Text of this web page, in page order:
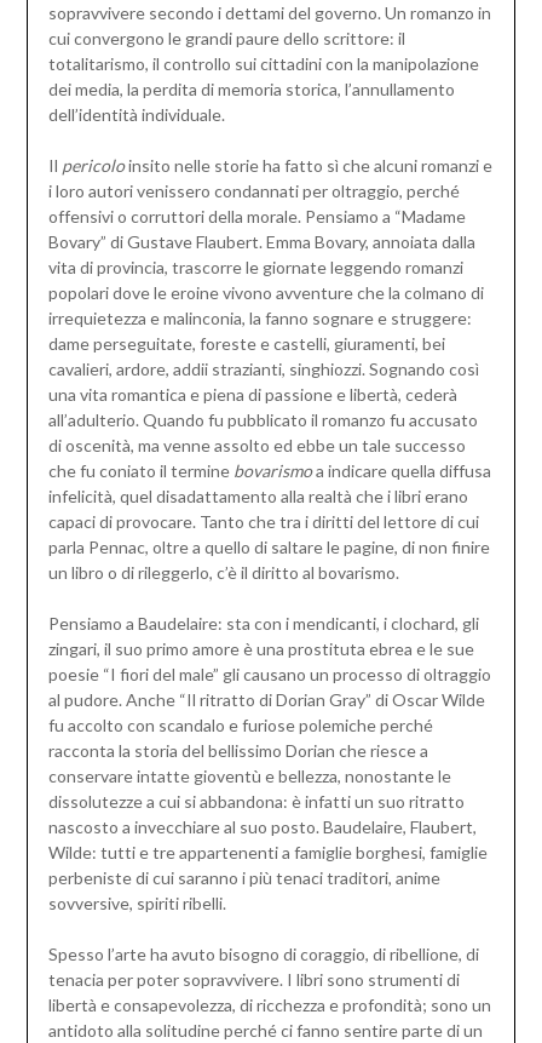
sopravvivere secondo i dettami del governo. Un romanzo in
cui convergono le grandi paure dello scrittore: il
totalitarismo, il controllo sui cittadini con la manipolazione
dei media, la perdita di memoria storica, l’annullamento
dell’identità individuale.
Il pericoloinsito nelle storie ha fatto sì che alcuni romanzi e
i loro autori venissero condannati per oltraggio, perché
offensivi o corruttori della morale. Pensiamo a “Madame
Bovary” di Gustave Flaubert. Emma Bovary, annoiata dalla
vita di provincia, trascorre le giornate leggendo romanzi
popolari dove le eroine vivono avventure che la colmano di
irrequietezza e malinconia, la fanno sognare e struggere:
dame perseguitate, foreste e castelli, giuramenti, bei
cavalieri, ardore, addii strazianti, singhiozzi. Sognando così
una vita romantica e piena di passione e libertà, cederà
all’adulterio. Quando fu pubblicato il romanzo fu accusato
di oscenità, ma venne assolto ed ebbe un tale successo
che fu coniato il termine bovarismoa indicare quella diffusa
infelicità, quel disadattamento alla realtà che i libri erano
capaci di provocare. Tanto che tra i diritti del lettore di cui
parla Pennac, oltre a quello di saltare le pagine, di non finire
un libro o di rileggerlo, c’è il diritto al bovarismo.
Pensiamo a Baudelaire: sta con i mendicanti, i clochard, gli
zingari, il suo primo amore è una prostituta ebrea e le sue
poesie “I fiori del male” gli causano un processo di oltraggio
al pudore. Anche “Il ritratto di Dorian Gray” di Oscar Wilde
fu accolto con scandalo e furiose polemiche perché
racconta la storia del bellissimo Dorian che riesce a
conservare intatte gioventù e bellezza, nonostante le
dissolutezze a cui si abbandona: è infatti un suo ritratto
nascosto a invecchiare al suo posto. Baudelaire, Flaubert,
Wilde: tutti e tre appartenenti a famiglie borghesi, famiglie
perbeniste di cui saranno i più tenaci traditori, anime
sovversive, spiriti ribelli.
Spesso l’arte ha avuto bisogno di coraggio, di ribellione, di
tenacia per poter sopravvivere. I libri sono strumenti di
libertà e consapevolezza, di ricchezza e profondità; sono un
antidoto alla solitudine perché ci fanno sentire parte di un